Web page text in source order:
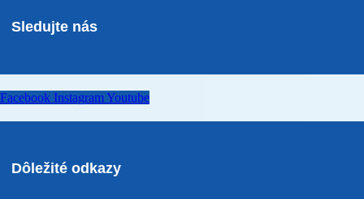
Sledujte nás
Facebook Instagram Youtube
Dôležité odkazy